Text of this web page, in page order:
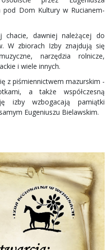
pod Dom Kultury w Rucianem-
dawniej należącej do
W zbiorach Izby znajdują się
narzędzia rolnicze,
i wiele innych.
z piśmiennictwem mazurskim -
a także współczesną
izby wzbogacają pamiątki
Eugeniuszu Bielawskim.